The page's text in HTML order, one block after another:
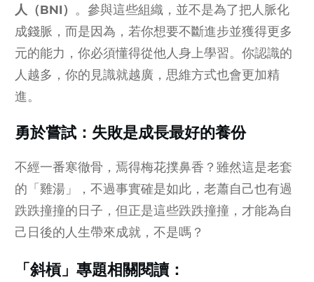
人（BNI） 。參與這些組織，並不是為了把人脈化
成錢脈，而是因為，若你想要不斷進步並獲得更多
元的能力，你必須懂得從他人身上學習。你認識的
人越多，你的見識就越廣，思維方式也會更加精
進。
勇於嘗試：失敗是成長最好的養份
不經一番寒徹骨，焉得梅花撲鼻香？雖然這是老套
的「雞湯」，不過事實確是如此，老蕭自己也有過
跌跌撞撞的日子，但正是這些跌跌撞撞，才能為自
己日後的人生帶來成就，不是嗎？
「斜槓」專題相關閱讀：